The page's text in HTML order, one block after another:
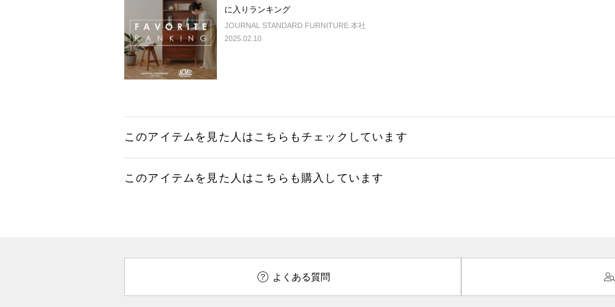
に入りランキング
JOURNAL STANDARD FURNITURE 本社
2025.02.10
このアイテムを見た人はこちらもチェックしています
このアイテムを見た人はこちらも購入しています
よくある質問